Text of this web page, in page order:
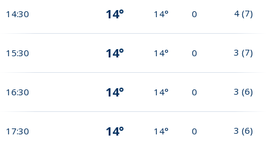
14:30 14° 14° 0 4 (7)
15:30 14° 14° 0 3 (7)
16:30 14° 14° 0 3 (6)
17:30 14° 14° 0 3 (6)